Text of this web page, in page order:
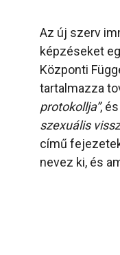
Az új szerv
képzéseket
Központi
tartalmazza
protokollja”,
szexuális
című
nevez ki, és